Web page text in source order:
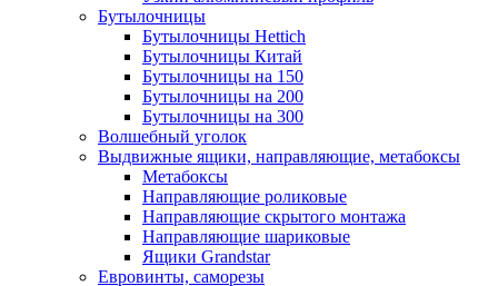
Бутылочницы
Бутылочницы Hettich
Бутылочницы Китай
Бутылочницы на 150
Бутылочницы на 200
Бутылочницы на 300
Волшебный уголок
Выдвижные ящики, направляющие, метабоксы
Метабоксы
Направляющие роликовые
Направляющие скрытого монтажа
Направляющие шариковые
Ящики Grandstar
Евровинты, саморезы